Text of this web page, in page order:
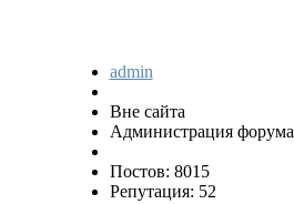
admin
Вне сайта
Администрация форума
Постов: 8015
Репутация: 52